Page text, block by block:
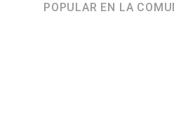
POPULAR EN LA